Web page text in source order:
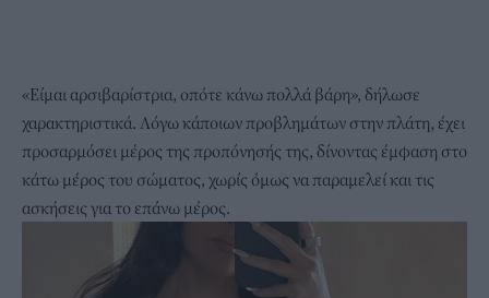
«Είμαι αρσιβαρίστρια, οπότε κάνω πολλά βάρη», δήλωσε
χαρακτηριστικά. Λόγω κάποιων προβλημάτων στην πλάτη, έχει
προσαρμόσει μέρος της προπόνησής της, δίνοντας έμφαση στο
κάτω μέρος του σώματος, χωρίς όμως να παραμελεί και τις
ασκήσεις για το επάνω μέρος.